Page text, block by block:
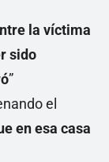
la víctima
sido
”
el
en esa casa